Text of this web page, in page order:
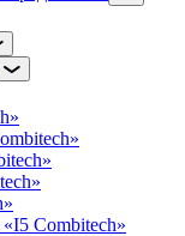
Combitech»